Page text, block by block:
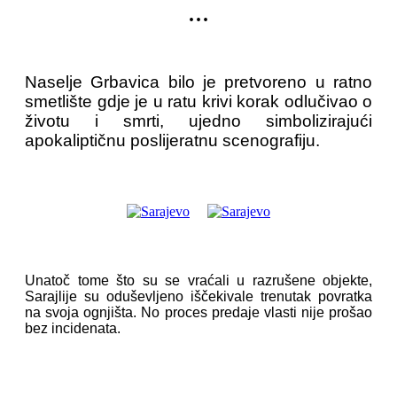
...
Naselje Grbavica bilo je pretvoreno u ratno
smetlište gdje je u ratu krivi korak odlučivao o
životu i smrti, ujedno simbolizirajući
apokaliptičnu poslijeratnu scenografiju.
Unatoč tome što su se vraćali u razrušene objekte,
Sarajlije su oduševljeno iščekivale trenutak povratka
na svoja ognjišta. No proces predaje vlasti nije prošao
bez incidenata.